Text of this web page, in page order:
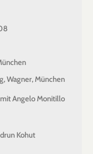
Wagner, München
Angelo Monitillo
Kohut